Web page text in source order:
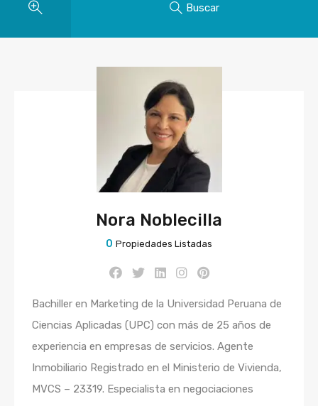
Buscar
Nora Noblecilla
0 Propiedades Listadas
Bachiller en Marketing de la Universidad Peruana de
Ciencias Aplicadas (UPC) con más de 25 años de
experiencia en empresas de servicios. Agente
Inmobiliario Registrado en el Ministerio de Vivienda,
MVCS – 23319. Especialista en negociaciones